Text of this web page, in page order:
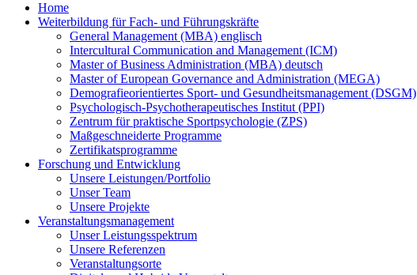
Home
Weiterbildung für Fach- und Führungskräfte
General Management (MBA) englisch
Intercultural Communication and Management (ICM)
Master of Business Administration (MBA) deutsch
Master of European Governance and Administration (MEGA)
Demografieorientiertes Sport- und Gesundheitsmanagement (DSGM)
Psychologisch-Psychotherapeutisches Institut (PPI)
Zentrum für praktische Sportpsychologie (ZPS)
Maßgeschneiderte Programme
Zertifikatsprogramme
Forschung und Entwicklung
Unsere Leistungen/Portfolio
Unser Team
Unsere Projekte
Veranstaltungsmanagement
Unser Leistungsspektrum
Unsere Referenzen
Veranstaltungsorte